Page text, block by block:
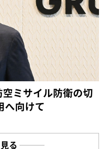
空ミサイル防衛の切
へ向けて
る